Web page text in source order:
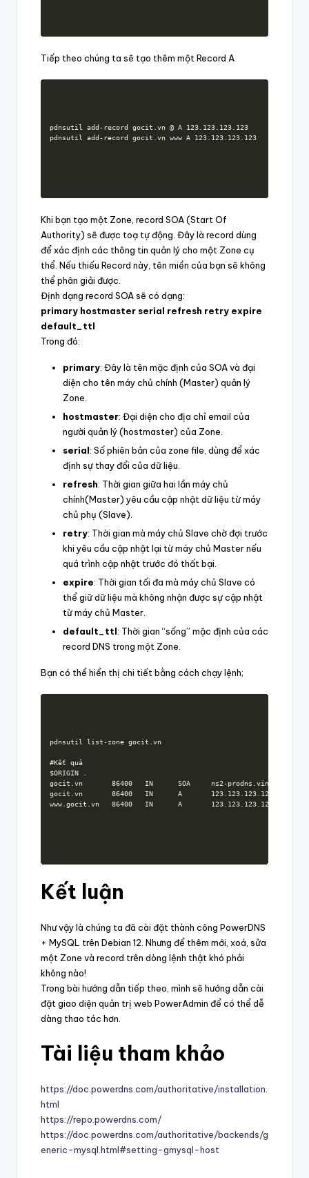
Tiếp theo chúng ta sẽ tạo thêm một Record A
pdnsutil add-record gocit.vn @ A 123.123.123.123
pdnsutil add-record gocit.vn www A 123.123.123.123
Khi bạn tạo một Zone, record SOA (Start Of
Authority) sẽ được toạ tự động. Đây là record dùng
để xác định các thông tin quản lý cho một Zone cụ
thể. Nếu thiếu Record này, tên miền của bạn sẽ không
thể phân giải được.
Định dạng record SOA sẽ có dạng:
primary hostmaster serial refresh retry expire
default_ttl
Trong đó:
primary: Đây là tên mặc định của SOA và đại
diện cho tên máy chủ chính (Master) quản lý
Zone.
hostmaster: Đại diện cho địa chỉ email của
người quản lý (hostmaster) của Zone.
serial: Số phiên bản của zone file, dùng để xác
định sự thay đổi của dữ liệu.
refresh: Thời gian giữa hai lần máy chủ
chính(Master) yêu cầu cập nhật dữ liệu từ máy
chủ phụ (Slave).
retry: Thời gian mà máy chủ Slave chờ đợi trước
khi yêu cầu cập nhật lại từ máy chủ Master nếu
quá trình cập nhật trước đó thất bại.
expire: Thời gian tối đa mà máy chủ Slave có
thể giữ dữ liệu mà không nhận được sự cập nhật
từ máy chủ Master.
default_ttl: Thời gian “sống” mặc định của các
record DNS trong một Zone.
Bạn có thể hiển thị chi tiết bằng cách chạy lệnh;
pdnsutil list-zone gocit.vn
#Kết quả
$ORIGIN .
gocit.vn       86400   IN      SOA     ns2-prodns.vinahost.vn ns1-
gocit.vn       86400   IN      A       123.123.123.123
www.gocit.vn   86400   IN      A       123.123.123.123
Kết luận
Như vậy là chúng ta đã cài đặt thành công PowerDNS
+ MySQL trên Debian 12. Nhưng để thêm mới, xoá, sửa
một Zone và record trên dòng lệnh thật khó phải
không nào!
Trong bài hướng dẫn tiếp theo, mình sẽ hướng dẫn cài
đặt giao diện quản trị web PowerAdmin để có thể dễ
dàng thao tác hơn.
Tài liệu tham khảo
https://doc.powerdns.com/authoritative/installation.
html
https://repo.powerdns.com/
https://doc.powerdns.com/authoritative/backends/g
eneric-mysql.html#setting-gmysql-host